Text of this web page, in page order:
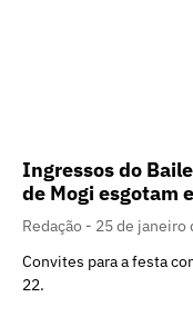
Ingressos do
de Mogi esgotam
Redação
25 de janeiro
Convites para a festa
22.